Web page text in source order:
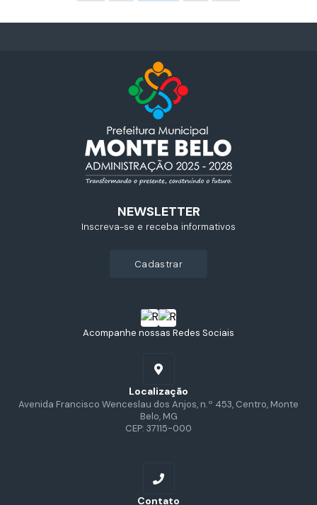
Acompanhe nossas Redes Sociais
Localização
Avenida Francisco Wenceslau dos Anjos, n.º 453, Centro, Monte
Belo, MG
CEP: 37115-000
Contato
NEWSLETTER
Inscreva-se e receba informativos
cadastrar